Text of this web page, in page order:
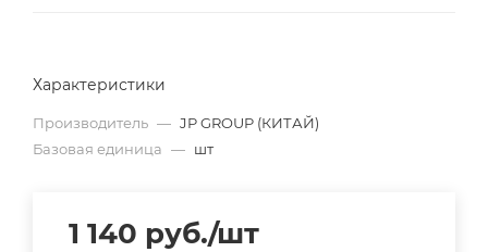
Характеристики
Производитель — JP GROUP (КИТАЙ)
Базовая единица — шт
1 140 руб./шт